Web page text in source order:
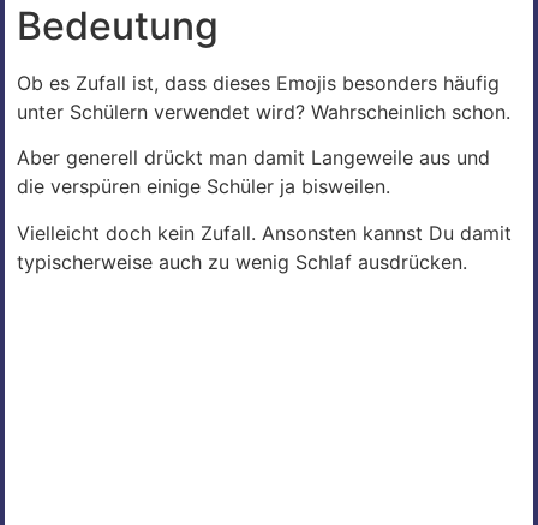
Bedeutung
Ob es Zufall ist, dass dieses Emojis besonders häufig
unter Schülern verwendet wird? Wahrscheinlich schon.
Aber generell drückt man damit Langeweile aus und
die verspüren einige Schüler ja bisweilen.
Vielleicht doch kein Zufall. Ansonsten kannst Du damit
typischerweise auch zu wenig Schlaf ausdrücken.